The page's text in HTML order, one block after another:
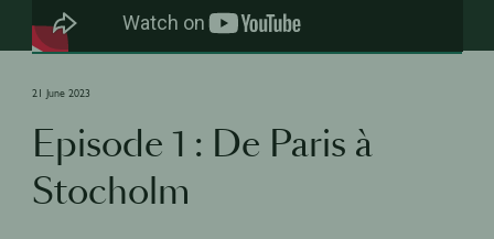
21 June 2023
Episode 1 : De Paris à
Stocholm